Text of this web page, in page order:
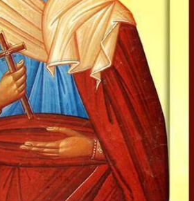
Evanghelia zilei
au apropiat de Iisus saducheii, cei ce
este înviere, și L-au întrebat, zicând:
a zis: «Dacă cineva moare neavând
copii, fratele...
Ev. Matei 22, 23-33
doxologia.ro
Doxologia în site-ul tău!